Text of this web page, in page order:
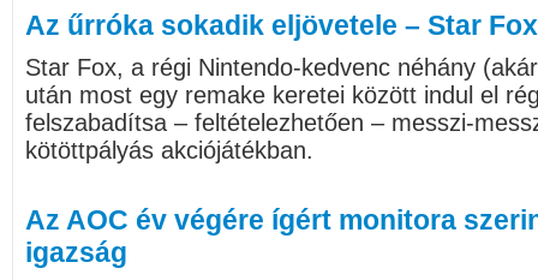
Az űrróka sokadik eljövetele – Star
Star Fox, a régi Nintendo-kedvenc néhány
után most egy remake keretei között indul el
felszabadítsa – feltételezhetően – messzi-
kötöttpályás akciójátékban.
Az AOC év végére ígért monitora
igazság